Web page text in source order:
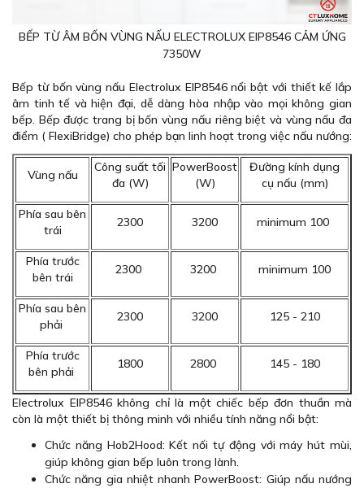
BẾP TỪ ÂM BỐN VÙNG NẤU ELECTROLUX EIP8546 CẢM ỨNG
7350W
Bếp từ bốn vùng nấu Electrolux EIP8546 nổi bật với thiết kế lắp
âm tinh tế và hiện đại, dễ dàng hòa nhập vào mọi không gian
bếp. Bếp được trang bị bốn vùng nấu riêng biệt và vùng nấu đa
điểm ( FlexiBridge) cho phép bạn linh hoạt trong việc nấu nướng:
Vùng nấu
Công suất tối
đa (W)
PowerBoost
(W)
Đường kính dụng
cụ nấu (mm)
Phía sau bên
trái
2300 3200 minimum 100
Phía trước
bên trái
2300 3200 minimum 100
Phía sau bên
phải
2300 3200 125 - 210
Phía trước
bên phải
1800 2800 145 - 180
Electrolux EIP8546 không chỉ là một chiếc bếp đơn thuần mà
còn là một thiết bị thông minh với nhiều tính năng nổi bật:
Chức năng Hob2Hood: Kết nối tự động với máy hút mùi,
giúp không gian bếp luôn trong lành.
Chức năng gia nhiệt nhanh PowerBoost: Giúp nấu nướng